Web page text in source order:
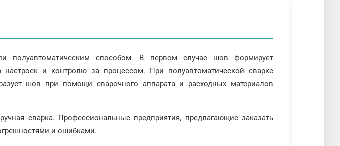
полуавтоматическим способом. В первом случае шов формирует
и контролю за процессом. При полуавтоматической сварке
шов при помощи сварочного аппарата и расходных материалов
сварка. Профессиональные предприятия, предлагающие заказать
и ошибками.